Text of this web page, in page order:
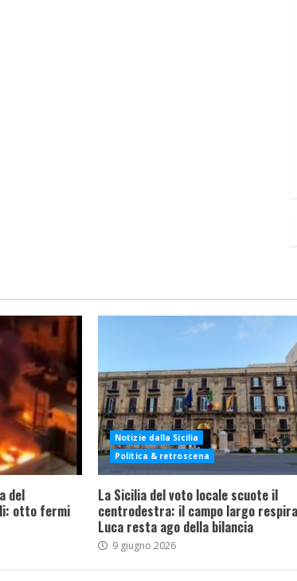
del
otto fermi
Notizie dalla Sicilia
Politica & retroscena
La Sicilia del voto locale scuote il
centrodestra: il campo largo
Luca resta ago della bilancia
9 giugno 2026